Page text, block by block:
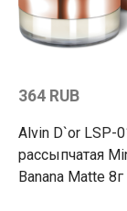
364 RUB
Alvin D`or LSP-
рассыпчатая
Banana Matte 8г